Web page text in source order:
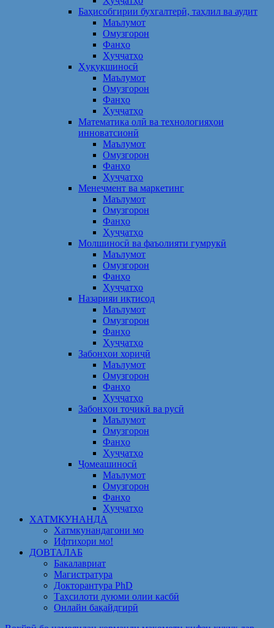
Баҳисобгирии бухгалтерӣ, таҳлил ва аудит
Маълумот
Омузгорон
Фанҳо
Ҳуҷҷатҳо
Ҳуқуқшиносӣ
Маълумот
Омузгорон
Фанҳо
Ҳуҷҷатҳо
Математика олӣ ва технологияҳои
инноватсионӣ
Маълумот
Омузгорон
Фанҳо
Ҳуҷҷатҳо
Менеҷмент ва маркетинг
Маълумот
Омузгорон
Фанҳо
Ҳуҷҷатҳо
Молшиносӣ ва фаъолияти гумрукӣ
Маълумот
Омузгорон
Фанҳо
Ҳуҷҷатҳо
Назарияи иқтисод
Маълумот
Омузгорон
Фанҳо
Ҳуҷҷатҳо
Забонҳои хориҷӣ
Маълумот
Омузгорон
Фанҳо
Ҳуҷҷатҳо
Забонҳои тоҷикӣ ва русӣ
Маълумот
Омузгорон
Фанҳо
Ҳуҷҷатҳо
Ҷомеашиносӣ
Маълумот
Омузгорон
Фанҳо
Ҳуҷҷатҳо
ХАТМКУНАНДА
Хатмкунандагони мо
Ифтихори мо!
ДОВТАЛАБ
Бакалавриат
Магистратура
Докторантура PhD
Таҳсилоти дуюми олии касбӣ
Онлайн бақайдгирӣ